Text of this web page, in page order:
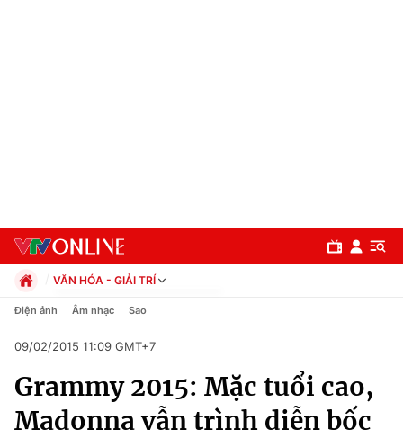
Chuyên mục
Chính trị
VĂN HÓA - GIẢI TRÍ
Chính trị
Pháp luật
Kinh tế
Thể thao
Truyền hình
Điện ảnh Âm nhạc Sao
09/02/2015 11:09 GMT+7
Grammy 2015: Mặc tuổi cao,
Madonna vẫn trình diễn bốc